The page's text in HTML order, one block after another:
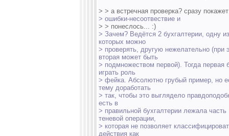
> > а встречная проверка? сразу покажет
> ошибки-несоотвествие и
> > понеслось... :)
> Зачем? Ведётся 2 бухгалтерии, одну из
которых можно
> проверять, другую нежелательно (при
вторая может быть
> подмножеством первой). Тогда первая
играть роль
> фейка. Абсолютно грубый пример, но
тему доработать
> так, чтобы это выглядело
есть в
> правильной бухгалтерии лежала часть
теневой операции,
> которая не позволяет
действия как